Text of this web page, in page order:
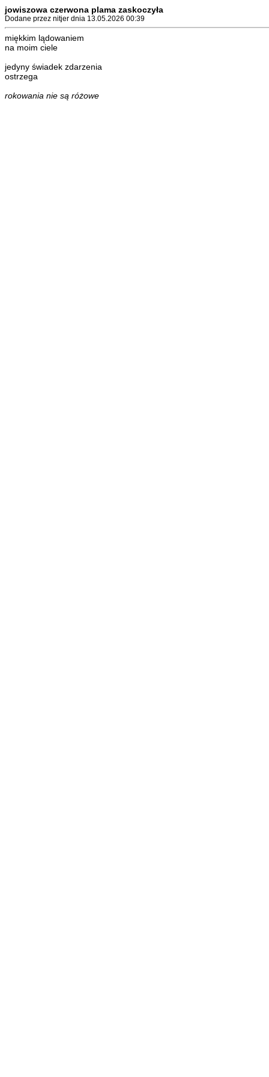
jowiszowa czerwona plama zaskoczyła
Dodane przez nitjer dnia 13.05.2026 00:39
miękkim lądowaniem
na moim ciele
jedyny świadek zdarzenia
ostrzega
rokowania nie są różowe